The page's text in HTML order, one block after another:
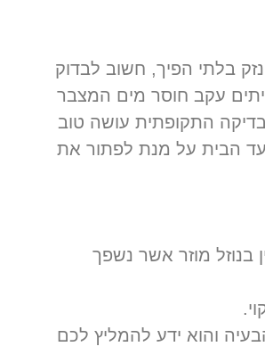
בלתי הפיך, חשוב לבדוק
עקב חוסר מים המצבר
התקופתית עושה טוב
עד הבית על מנת לפתור את
מוזר אשר נשפך
והוא ידע להמליץ לכם